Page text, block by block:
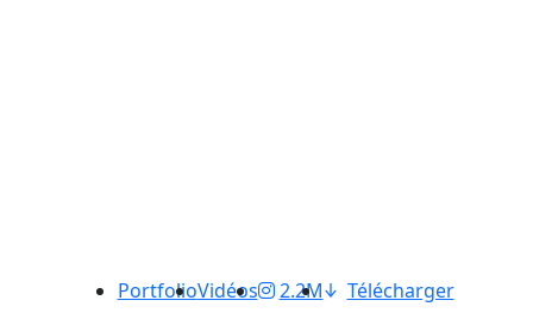
PortfolioVidéos 2.2M Télécharger